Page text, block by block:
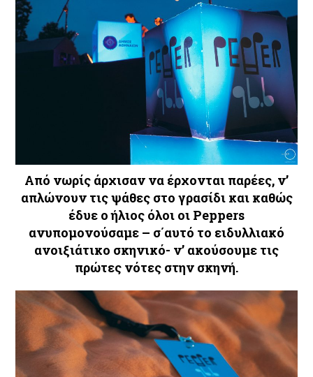
Από νωρίς άρχισαν να έρχονται παρέες, ν’
απλώνουν τις ψάθες στο γρασίδι και καθώς
έδυε ο ήλιος όλοι οι Peppers
ανυπομονούσαμε – σ΄αυτό το ειδυλλιακό
ανοιξιάτικο σκηνικό- ν’ ακούσουμε τις
πρώτες νότες στην σκηνή.